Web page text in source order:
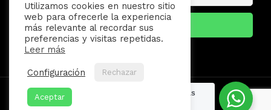
Utilizamos cookies en nuestro sitio
web para ofrecerle la experiencia
más relevante al recordar sus
preferencias y visitas repetidas.
Leer más
Configuración Rechazar
Aceptar
¿Necesitas